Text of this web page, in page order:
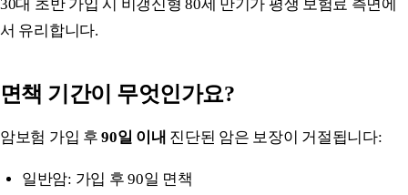
30대 초반 가입 시 비갱신형 80세 만기가 평생 보험료 측면에
서 유리합니다.
면책 기간이 무엇인가요?
암보험 가입 후90일 이내 진단된 암은 보장이 거절됩니다:
일반암: 가입 후 90일 면책